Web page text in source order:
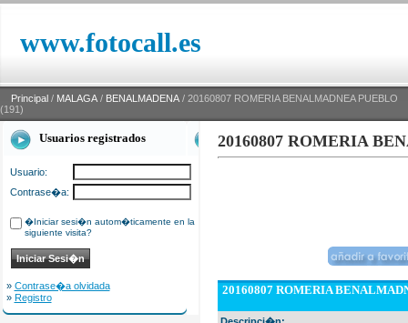
www.fotocall.es
Principal / MALAGA / BENALMADENA / 20160807 ROMERIA BENALMADNEA PUEBLO
(191)
Usuarios registrados
Usuario:
Contrase�a:
�Iniciar sesi�n autom�ticamente en la
siguiente visita?
» Contrase�a olvidada
» Registro
20160807 ROMERIA
20160807 ROMERIA